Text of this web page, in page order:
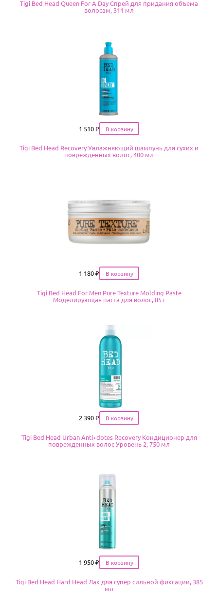
Tigi Bed Head Queen For A Day Спрей для придания объема
волосам, 311 мл
Цена
1 510 ₽
Tigi Bed Head Recovery Увлажняющий шампунь для сухих и
поврежденных волос, 400 мл
Цена
1 180 ₽
Tigi Bed Head For Men Pure Texture Molding Paste
Моделирующая паста для волос, 85 г
Цена
2 390 ₽
Tigi Bed Head Urban Anti+dotes Recovery Кондиционер для
поврежденных волос Уровень 2, 750 мл
Цена
1 950 ₽
Tigi Bed Head Hard Head Лак для супер сильной фиксации, 385
мл